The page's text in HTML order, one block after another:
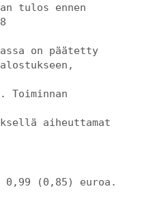
tulos ennen
on päätetty
aiheuttamat
0,99 (0,85) euroa.